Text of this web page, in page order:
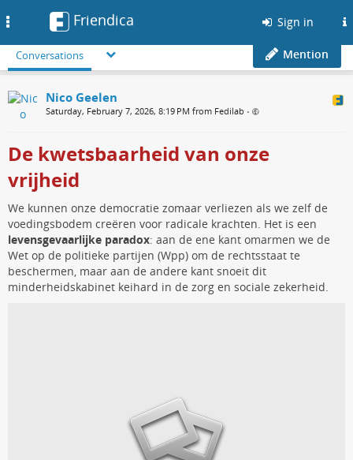
Friendica Sign in
Conversations Mention
Nico Geelen
Saturday, February 7, 2026, 8:19 PM from Fedilab •
De kwetsbaarheid van onze
vrijheid
We kunnen onze democratie zomaar verliezen als we zelf de
voedingsbodem creëren voor radicale krachten. Het is een
levensgevaarlijke paradox: aan de ene kant omarmen we de
Wet op de politieke partijen (Wpp) om de rechtsstaat te
beschermen, maar aan de andere kant snoeit dit
minderheidskabinet keihard in de zorg en sociale zekerheid.